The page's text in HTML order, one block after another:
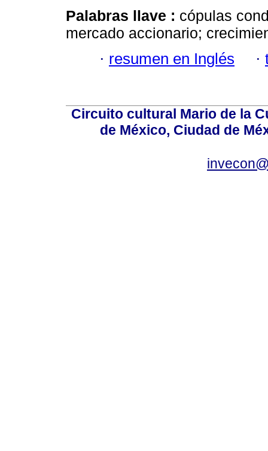
Palabras llave : cópulas
mercado accionario;
· resumen en Inglés ·
Circuito cultural Mario de la
de México, Ciudad de